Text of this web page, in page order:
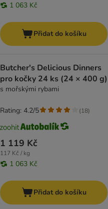
1 063 Kč
Přidat do košíku
Butcher's Delicious Dinners
pro kočky 24 ks (24 × 400 g)
s mořskými rybami
1 119 Kč
117 Kč / kg
1 063 Kč
Rating: 4.2/5 (18)
Přidat do košíku